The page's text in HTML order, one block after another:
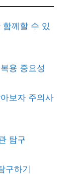
께할 수 있
용 중요성
보자 주의사
탐구
구하기